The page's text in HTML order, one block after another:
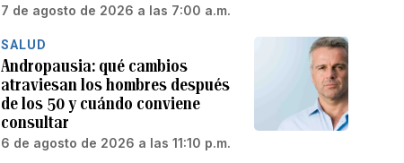
7 de agosto de 2026 a las 7:00 a.m.
SALUD
Andropausia: qué cambios
atraviesan los hombres después
de los 50 y cuándo conviene
consultar
6 de agosto de 2026 a las 11:10 p.m.